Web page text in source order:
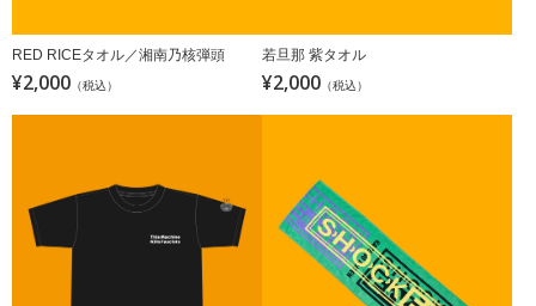
RED RICEタオル／湘南乃核弾頭
¥2,000 （税込）
若旦那 紫タオル
¥2,000 （税込）